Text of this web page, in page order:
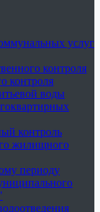
услуг
контроля
контроля
воды
контроль
жилищного
периоду